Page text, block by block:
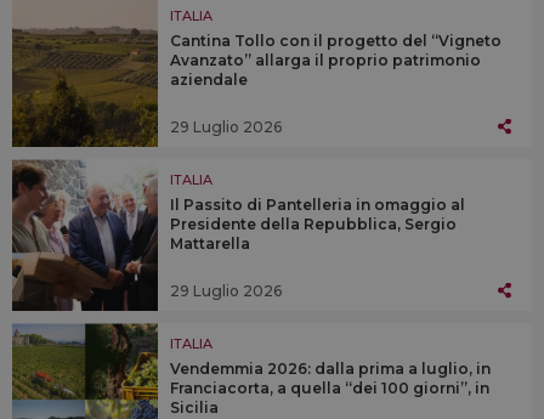
ITALIA
Cantina Tollo con il progetto del “Vigneto
Avanzato” allarga il proprio patrimonio
aziendale
29 Luglio 2026
ITALIA
Il Passito di Pantelleria in omaggio al
Presidente della Repubblica, Sergio
Mattarella
29 Luglio 2026
ITALIA
Vendemmia 2026: dalla prima a luglio, in
Franciacorta, a quella “dei 100 giorni”, in
Sicilia